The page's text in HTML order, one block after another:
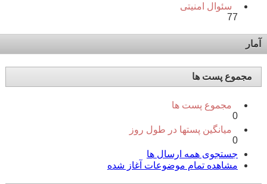
سئوال امنیتی
77
آمار
مجموع پست ها
مجموع پست ها
0
میانگین پستها در طول روز
0
جستجوی همه ارسال ها
مشاهده تمام موضوعات آغاز شده